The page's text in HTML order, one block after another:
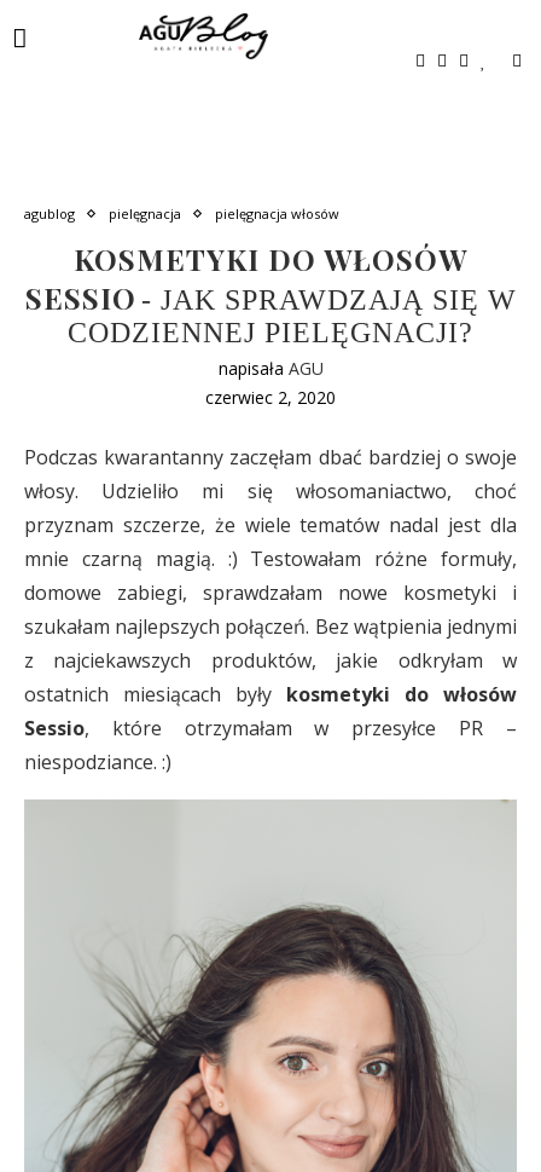
agublog pielęgnacja pielęgnacja włosów
KOSMETYKI DO WŁOSÓW
SESSIO - JAK SPRAWDZAJĄ SIĘ W
CODZIENNEJ PIELĘGNACJI?
napisała AGU
czerwiec 2, 2020
Podczas kwarantanny zaczęłam dbać bardziej o swoje
włosy. Udzieliło mi się włosomaniactwo, choć
przyznam szczerze, że wiele tematów nadal jest dla
mnie czarną magią. :) Testowałam różne formuły,
domowe zabiegi, sprawdzałam nowe kosmetyki i
szukałam najlepszych połączeń. Bez wątpienia jednymi
z najciekawszych produktów, jakie odkryłam w
ostatnich miesiącach były kosmetyki do włosów
Sessio, które otrzymałam w przesyłce PR –
niespodziance. :)